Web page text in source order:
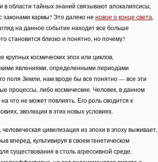
области тайных знаний связывают апокалипсисы,
законами кармы? Это далеко неновое о конце света,
на данное событие находит все больше
становится близко и понятно, но почему?
крупных космических эпох или циклов,
явлениями, определенными периодами
поля Земли, нам вроде бы все понятно — все эти
процессы, либо космические. Человек, в данном
что не может повлиять. Его роль сводится к
эволюции в этих новых условиях.
цивилизация из эпохи в эпоху выживает,
вперед, культивируя в своем генетическом
существования в столь агрессивной среде.